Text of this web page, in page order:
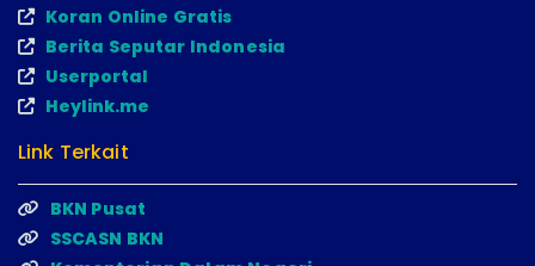
Koran Online Gratis
Berita Seputar Indonesia
Userportal
Heylink.me
Link Terkait
BKN Pusat
SSCASN BKN